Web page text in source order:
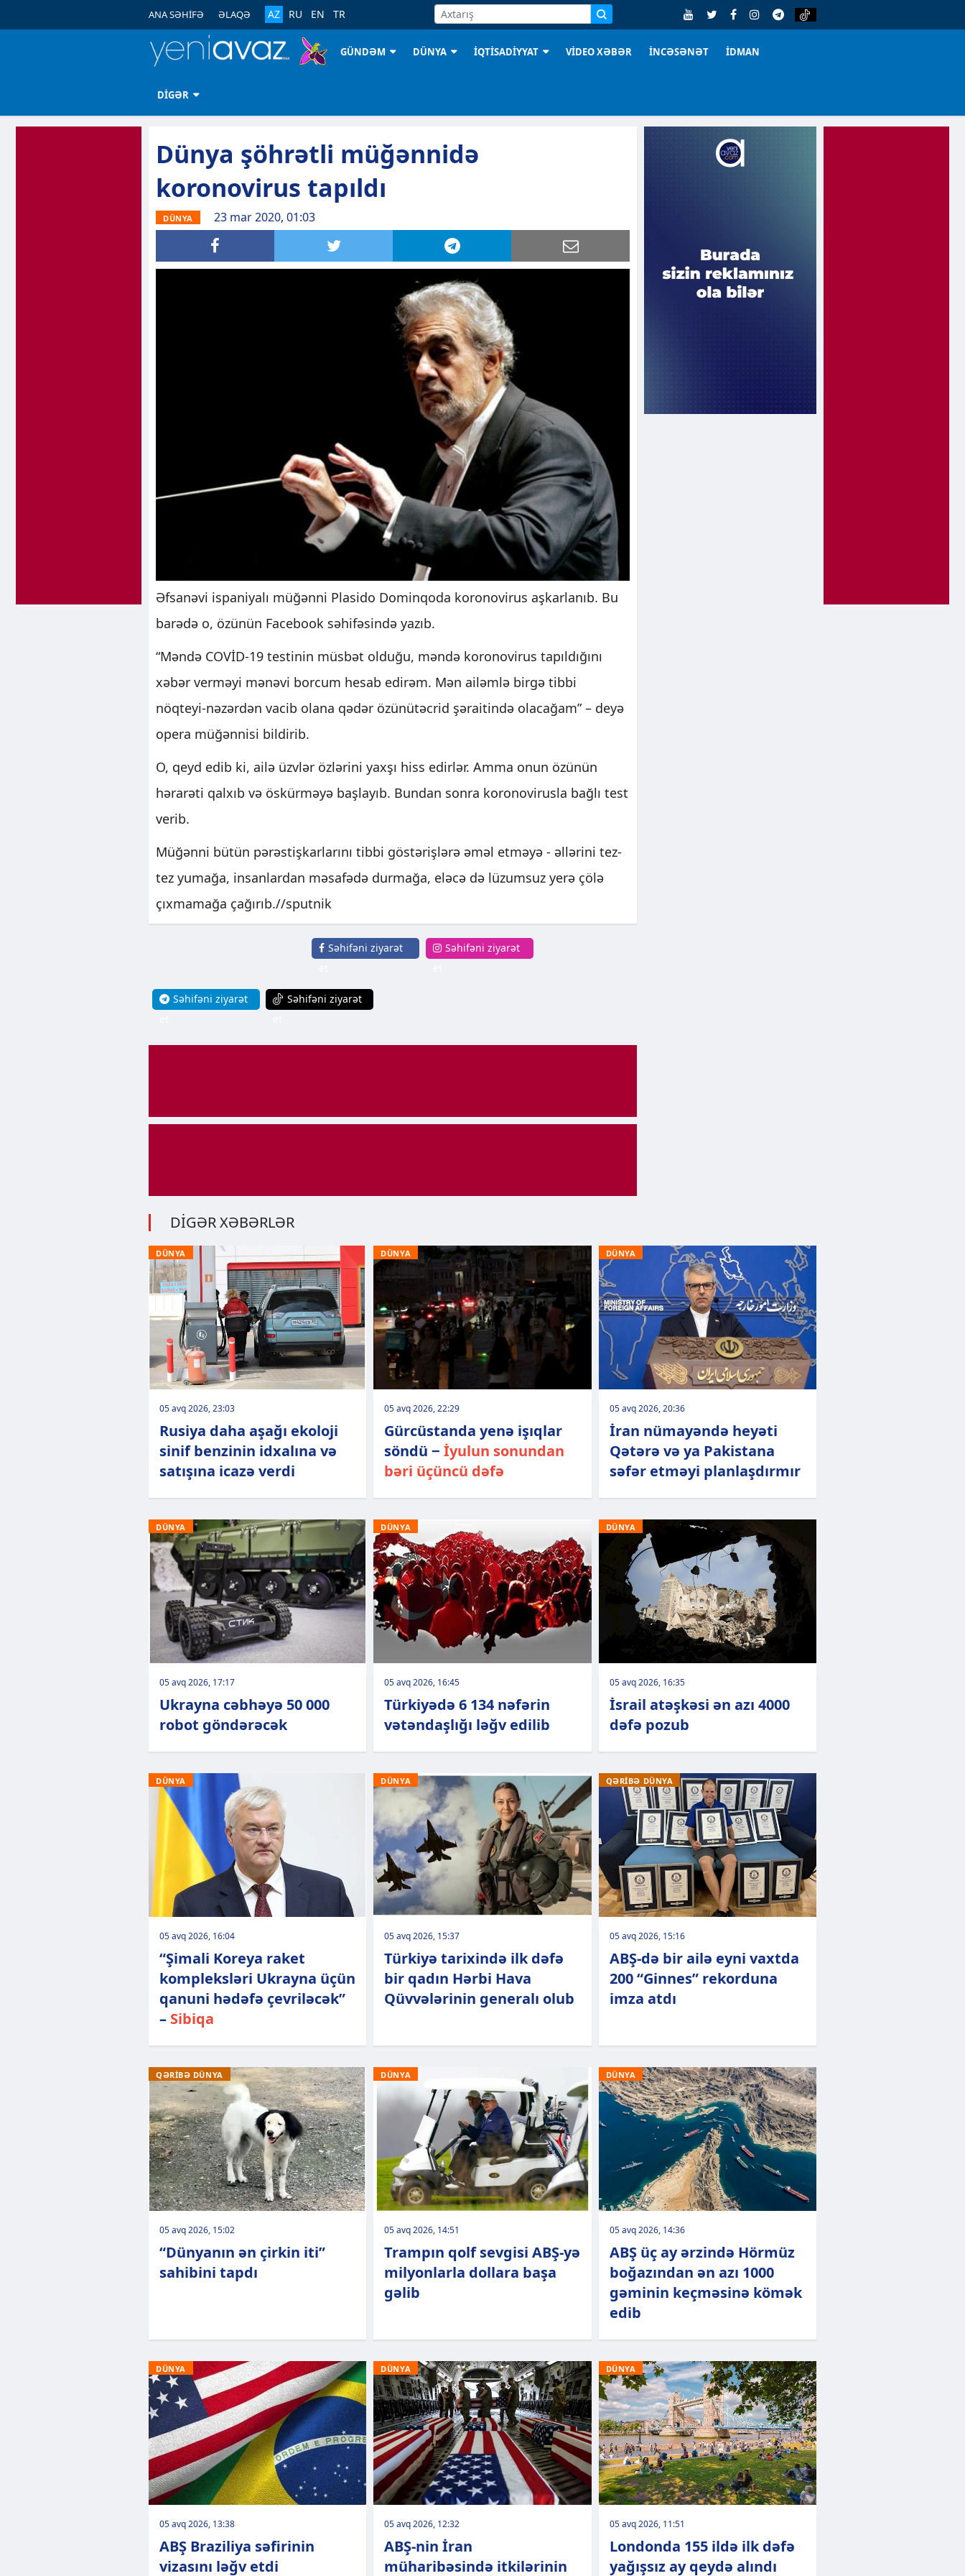
ANA SƏHİFƏ ƏLAQƏ AZ RU EN TR
GÜNDƏM DÜNYA İQTİSADİYYAT VİDEO XƏBƏR İNCƏSƏNƏT İDMAN
DİGƏR
Dünya şöhrətli müğənnidə
koronovirus tapıldı
DÜNYA 23 mar 2020, 01:03
Əfsanəvi ispaniyalı müğənni Plasido Dominqoda koronovirus aşkarlanıb. Bu
barədə o, özünün Facebook səhifəsində yazıb.
“Məndə COVİD-19 testinin müsbət olduğu, məndə koronovirus tapıldığını
xəbər verməyi mənəvi borcum hesab edirəm. Mən ailəmlə birgə tibbi
nöqteyi-nəzərdən vacib olana qədər özünütəcrid şəraitində olacağam” – deyə
opera müğənnisi bildirib.
O, qeyd edib ki, ailə üzvlər özlərini yaxşı hiss edirlər. Amma onun özünün
hərarəti qalxıb və öskürməyə başlayıb. Bundan sonra koronovirusla bağlı test
verib.
Müğənni bütün pərəstişkarlarını tibbi göstərişlərə əməl etməyə - əllərini tez-
tez yumağa, insanlardan məsafədə durmağa, eləcə də lüzumsuz yerə çölə
çıxmamağa çağırıb.//sputnik
Səhifəni ziyarət
Səhifəni ziyarət
Səhifəni ziyarət
Səhifəni ziyarət
DİGƏR XƏBƏRLƏR
DÜNYA
05 avq 2026, 23:03
Rusiya daha aşağı ekoloji
sinif benzinin idxalına və
satışına icazə verdi
DÜNYA
05 avq 2026, 22:29
Gürcüstanda yenə işıqlar
söndü − İyulun sonundan
bəri üçüncü dəfə
DÜNYA
05 avq 2026, 20:36
İran nümayəndə heyəti
Qətərə və ya Pakistana
səfər etməyi planlaşdırmır
DÜNYA
05 avq 2026, 17:17
Ukrayna cəbhəyə 50 000
robot göndərəcək
DÜNYA
05 avq 2026, 16:45
Türkiyədə 6 134 nəfərin
vətəndaşlığı ləğv edilib
DÜNYA
05 avq 2026, 16:35
İsrail atəşkəsi ən azı 4000
dəfə pozub
DÜNYA
05 avq 2026, 16:04
“Şimali Koreya raket
kompleksləri Ukrayna üçün
qanuni hədəfə çevriləcək”
– Sibiqa
DÜNYA
05 avq 2026, 15:37
Türkiyə tarixində ilk dəfə
bir qadın Hərbi Hava
Qüvvələrinin generalı olub
QƏRİBƏ DÜNYA
05 avq 2026, 15:16
ABŞ-də bir ailə eyni vaxtda
200 “Ginnes” rekorduna
imza atdı
QƏRİBƏ DÜNYA
05 avq 2026, 15:02
“Dünyanın ən çirkin iti”
sahibini tapdı
DÜNYA
05 avq 2026, 14:51
Trampın qolf sevgisi ABŞ-yə
milyonlarla dollara başa
gəlib
DÜNYA
05 avq 2026, 14:36
ABŞ üç ay ərzində Hörmüz
boğazından ən azı 1000
gəminin keçməsinə kömək
edib
DÜNYA
05 avq 2026, 13:38
ABŞ Braziliya səfirinin
vizasını ləğv etdi
DÜNYA
05 avq 2026, 12:32
ABŞ-nin İran
müharibəsində itkilərinin
DÜNYA
05 avq 2026, 11:51
Londonda 155 ildə ilk dəfə
yağışsız ay qeydə alındı